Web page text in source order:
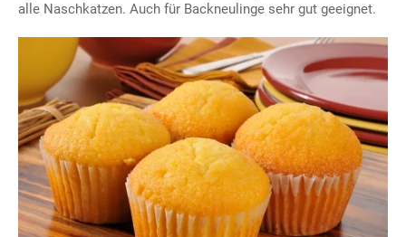
alle Naschkatzen. Auch für Backneulinge sehr gut geeignet.